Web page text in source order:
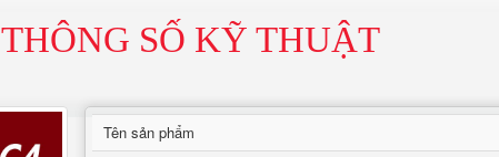
THÔNG SỐ KỸ THUẬT
Tên sản phẩm